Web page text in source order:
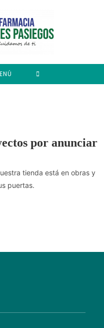
por anunciar
tienda está en obras y
puertas.